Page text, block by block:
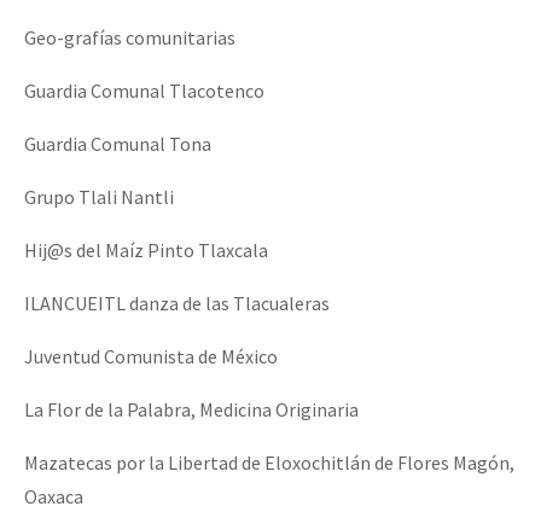
Geo-grafías comunitarias
Guardia Comunal Tlacotenco
Guardia Comunal Tona
Grupo Tlali Nantli
Hij@s del Maíz Pinto Tlaxcala
ILANCUEITL danza de las Tlacualeras
Juventud Comunista de México
La Flor de la Palabra, Medicina Originaria
Mazatecas por la Libertad de Eloxochitlán de Flores Magón,
Oaxaca